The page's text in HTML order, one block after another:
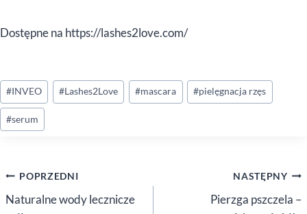
Dostępne na https://lashes2love.com/
Tagi
wpisu:
#INVEO #Lashes2Love #mascara #pielęgnacja rzęs
#serum
Nawigacja
wpisu
POPRZEDNI
Naturalne wody lecznicze
NASTĘPNY
Pierzga pszczela –